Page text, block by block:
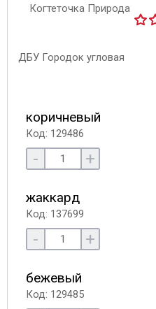
коричневый
Код: 129486
- +
жаккард
Код: 137699
- +
бежевый
Код: 129485